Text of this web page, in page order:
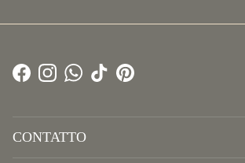
Facebook
Instagram
WhatsApp
TikTokPinterest
CONTATTO